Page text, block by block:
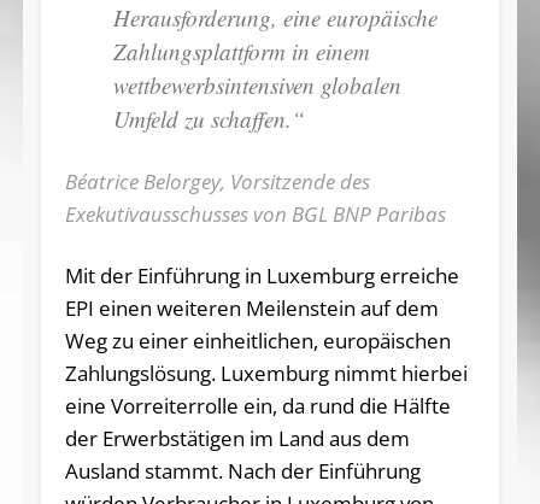
Herausforderung, eine europäische
Zahlungsplattform in einem
wettbewerbsintensiven globalen
Umfeld zu schaffen.“
Béatrice Belorgey, Vorsitzende des
Exekutivausschusses von BGL BNP Paribas
Mit der Einführung in Luxemburg erreiche
EPI einen weiteren Meilenstein auf dem
Weg zu einer einheitlichen, europäischen
Zahlungslösung. Luxemburg nimmt hierbei
eine Vorreiterrolle ein, da rund die Hälfte
der Erwerbstätigen im Land aus dem
Ausland stammt. Nach der Einführung